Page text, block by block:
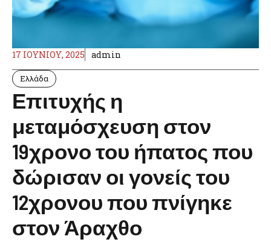
17 ΙΟΥΝΊΟΥ, 2025 admin
Ελλάδα
Επιτυχής η
μεταμόσχευση στον
19χρονο του ήπατος που
δώρισαν οι γονείς του
12χρονου που πνίγηκε
στον Άραχθο